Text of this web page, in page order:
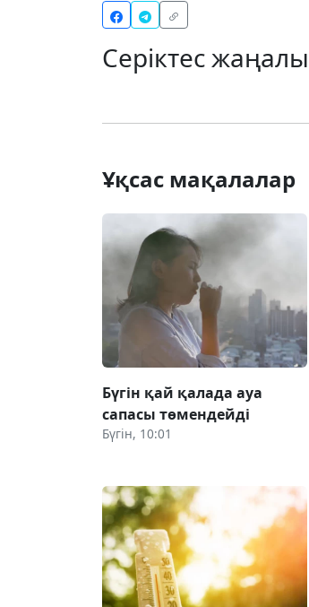
Серіктес
Ұқсас мақалалар
Бүгін қай қалада ауа
сапасы төмендейді
Бүгін, 10:01